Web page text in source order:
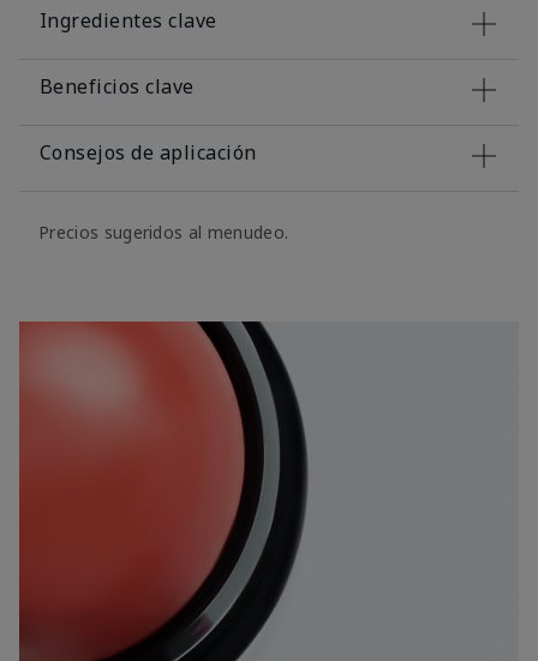
Ingredientes clave
Beneficios clave
Consejos de aplicación
Precios sugeridos al menudeo.